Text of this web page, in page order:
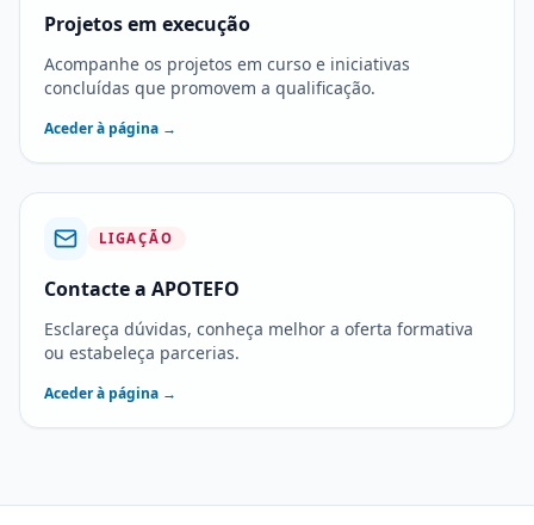
Projetos em execução
Acompanhe os projetos em curso e iniciativas
concluídas que promovem a qualificação.
Aceder à página →
LIGAÇÃO
Contacte a APOTEFO
Esclareça dúvidas, conheça melhor a oferta formativa
ou estabeleça parcerias.
Aceder à página →